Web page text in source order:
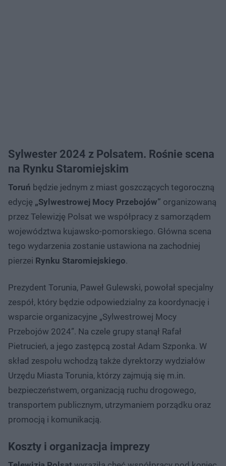
Sylwester 2024 z Polsatem. Rośnie scena
na Rynku Staromiejskim
Toruń będzie jednym z miast goszczących tegoroczną
edycję „Sylwestrowej Mocy Przebojów” organizowaną
przez Telewizję Polsat we współpracy z samorządem
województwa kujawsko-pomorskiego. Główna scena
tego wydarzenia zostanie ustawiona na zachodniej
pierzei Rynku Staromiejskiego.
Prezydent Torunia, Paweł Gulewski, powołał specjalny
zespół, który będzie odpowiedzialny za koordynację i
wsparcie organizacyjne „Sylwestrowej Mocy
Przebojów 2024”. Na czele grupy stanął Rafał
Pietrucień, a jego zastępcą został Adam Szponka. W
skład zespołu wchodzą także dyrektorzy wydziałów
Urzędu Miasta Torunia, którzy zajmują się m.in.
bezpieczeństwem, organizacją ruchu drogowego,
transportem publicznym, utrzymaniem porządku oraz
promocją i komunikacją.
Koszty i organizacja imprezy